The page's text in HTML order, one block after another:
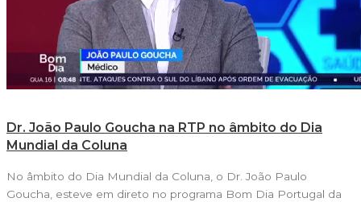
Dr. João Paulo Goucha na RTP no âmbito do Dia
Mundial da Coluna
No âmbito do Dia Mundial da Coluna, o Dr. João Paulo
Goucha, esteve em direto no programa Bom Dia Portugal da